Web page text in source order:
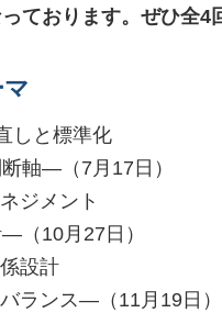
ております。ぜひ全4
しと標準化
断軸― （7月17日）
ジメント
（10月27日）
設計
ランス―（11月19日）